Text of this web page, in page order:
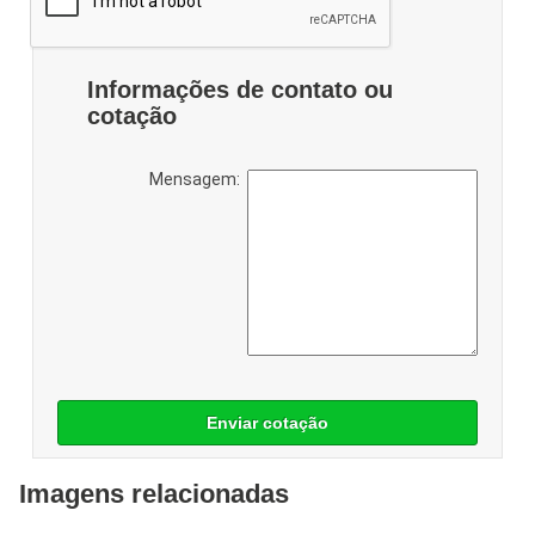
Informações de contato ou
cotação
Mensagem:
Enviar cotação
Imagens relacionadas